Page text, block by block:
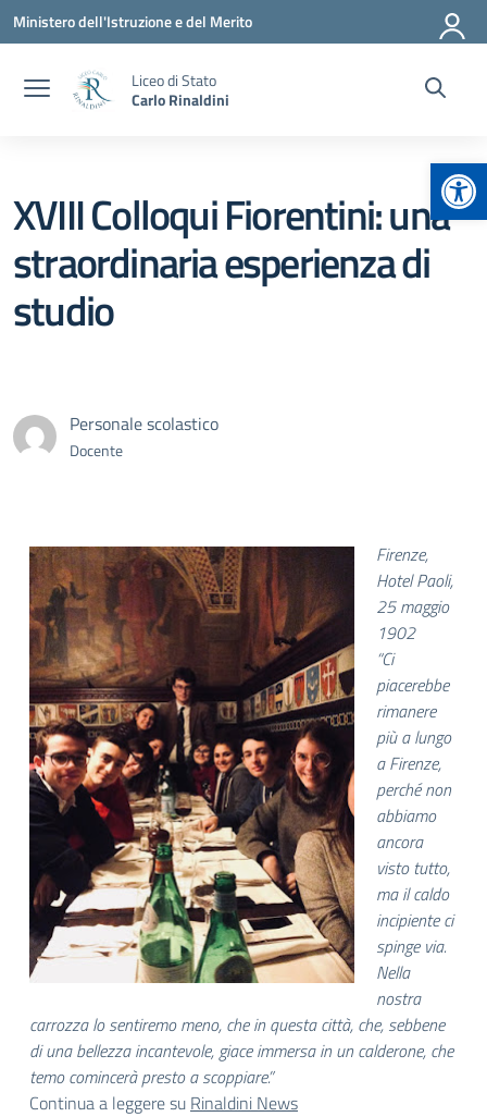
Vai ai contenuti
Vai al menu di navigazione
Vai al footer
Ministero dell'Istruzione e del Merito
Liceo di Stato
Carlo Rinaldini
XVIII Colloqui Fiorentini: una
straordinaria esperienza di
studio
Personale scolastico
Docente
Firenze,
Hotel Paoli,
25 maggio
1902
“Ci
piacerebbe
rimanere
più a lungo
a Firenze,
perché non
abbiamo
ancora
visto tutto,
ma il caldo
incipiente ci
spinge via.
Nella
nostra
carrozza lo sentiremo meno, che in questa città, che, sebbene
di una bellezza incantevole, giace immersa in un calderone, che
temo comincerà presto a scoppiare.”
Continua a leggere su Rinaldini News